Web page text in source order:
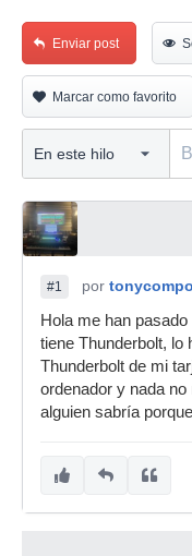
Enviar post
Marcar como favorito
#1 por
Hola me han
tiene Thunderbolt, lo
Thunderbolt de mi
ordenador y nada
alguien sabría